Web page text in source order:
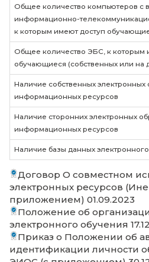
Приказ о внесении
Положении об ЭИОС (№
Приказ об
цифровой платформы
мессенджера МАХ №
Информация о
электронной
учета и хранения их
ресурсов
электронный
Доступ к электронной
обучающихся, учета и
образовательных
электронный
"Электронный журнал"
https://